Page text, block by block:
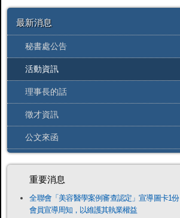
最新消息
秘書處公告
活動資訊
理事長的話
徵才資訊
公文來函
重要消息
全聯會「​美容醫學案例審查認定」宣導圖卡1
會員宣導周知，以維護其執業權益